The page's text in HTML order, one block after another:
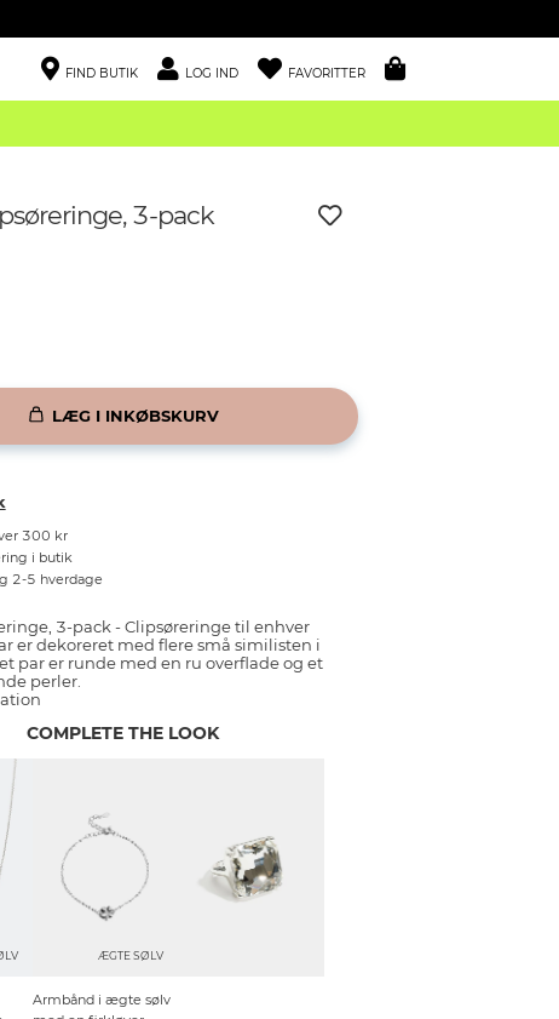
FIND BUTIK LOG IND FAVORITTER
3-pack
LÆG I INKØBSKURV
300 kr
i butik
2-5 hverdage
3-pack - Clipsøreringe til enhver
er dekoreret med flere små similisten i
par er runde med en ru overflade og et
perler.
COMPLETE THE LOOK
ÆGTE SØLV
Armbånd i ægte sølv